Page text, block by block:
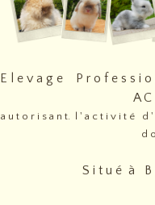
E l e v a g e P r o f e s s
A
a u t o r i s a n t. l ' a c t i v i t é d
d
S i t u é à B